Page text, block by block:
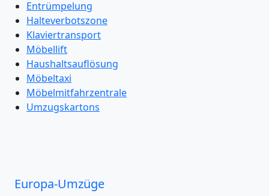
Entrümpelung
Halteverbotszone
Klaviertransport
Möbellift
Haushaltsauflösung
Möbeltaxi
Möbelmitfahrzentrale
Umzugskartons
Europa-Umzüge